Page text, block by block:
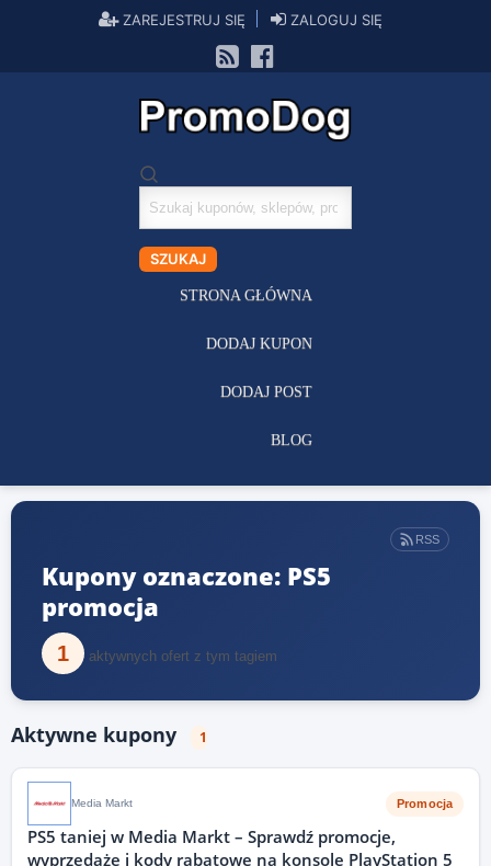
ZAREJESTRUJ SIĘ ZALOGUJ SIĘ
Szukaj
kuponów
SZUKAJ
STRONA GŁÓWNA
DODAJ KUPON
DODAJ POST
BLOG
RSS
Kupony oznaczone: PS5
promocja
1 aktywnych ofert z tym tagiem
Aktywne kupony 1
Media Markt Promocja
PS5 taniej w Media Markt – Sprawdź promocje,
wyprzedaże i kody rabatowe na konsole PlayStation 5